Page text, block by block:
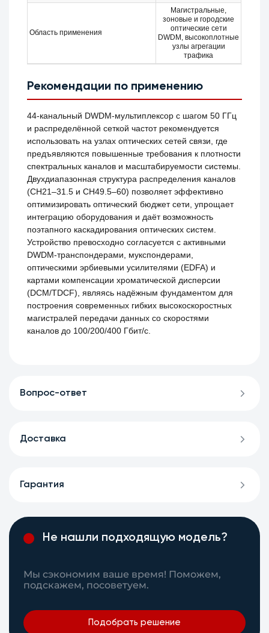
Область применения
Магистральные,
зоновые и городские
оптические сети
DWDM, высокоплотные
узлы агрегации
трафика
Рекомендации по применению
44-канальный DWDM-мультиплексор с шагом 50 ГГц
и распределённой сеткой частот рекомендуется
использовать на узлах оптических сетей связи, где
предъявляются повышенные требования к плотности
спектральных каналов и масштабируемости системы.
Двухдиапазонная структура распределения каналов
(CH21–31.5 и CH49.5–60) позволяет эффективно
оптимизировать оптический бюджет сети, упрощает
интеграцию оборудования и даёт возможность
поэтапного каскадирования оптических систем.
Устройство превосходно согласуется с активными
DWDM-транспондерами, мукспондерами,
оптическими эрбиевыми усилителями (EDFA) и
картами компенсации хроматической дисперсии
(DCM/TDCF), являясь надёжным фундаментом для
построения современных гибких высокоскоростных
магистралей передачи данных со скоростями
каналов до 100/200/400 Гбит/с.
Вопрос-ответ
Доставка
Гарантия
Не нашли подходящую модель?
Мы сэкономим ваше время! Поможем,
подскажем, посоветуем.
Подобрать решение